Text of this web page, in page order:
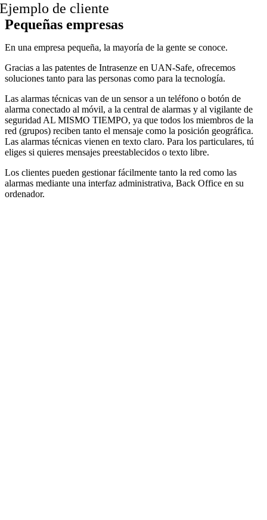
Ejemplo de cliente
Pequeñas empresas
En una empresa pequeña, la mayoría de la gente se conoce.
Gracias a las patentes de Intrasenze en UAN-Safe, ofrecemos
soluciones tanto para las personas como para la tecnología.
Las alarmas técnicas van de un sensor a un teléfono o botón de
alarma conectado al móvil, a la central de alarmas y al vigilante de
seguridad AL MISMO TIEMPO, ya que todos los miembros de la
red (grupos) reciben tanto el mensaje como la posición geográfica.
Las alarmas técnicas vienen en texto claro. Para los particulares, tú
eliges si quieres mensajes preestablecidos o texto libre.
Los clientes pueden gestionar fácilmente tanto la red como las
alarmas mediante una interfaz administrativa, Back Office en su
ordenador.